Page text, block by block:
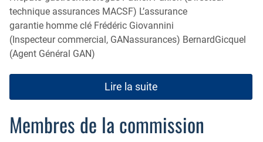
technique assurances MACSF) L’assurance
garantie homme clé Frédéric Giovannini
(Inspecteur commercial, GANassurances) BernardGicquel
(Agent Général GAN)
Lire la suite
Membres de la commission